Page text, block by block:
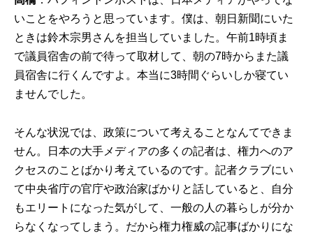
いことをやろうと思っています。僕は、朝日新聞にいた
ときは鈴木宗男さんを担当していました。午前1時頃ま
で議員宿舎の前で待って取材して、朝の7時からまた議
員宿舎に行くんですよ。本当に3時間ぐらいしか寝てい
ませんでした。
そんな状況では、政策について考えることなんてできま
せん。日本の大手メディアの多くの記者は、権力へのア
クセスのことばかり考えているのです。記者クラブにい
て中央省庁の官庁や政治家ばかりと話していると、自分
もエリートになった気がして、一般の人の暮らしが分か
らなくなってしまう。だから権力権威の記事ばかりにな